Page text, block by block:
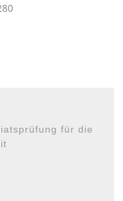
für die